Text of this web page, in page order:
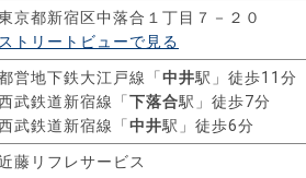
京都新宿区中落合１丁目７－２０
ストリートビューで見る
営地下鉄大江戸線「 中井駅」徒歩11分
武鉄道新宿線「 下落合駅」徒歩7分
武鉄道新宿線「 中井駅」徒歩6分
藤リフレサービス